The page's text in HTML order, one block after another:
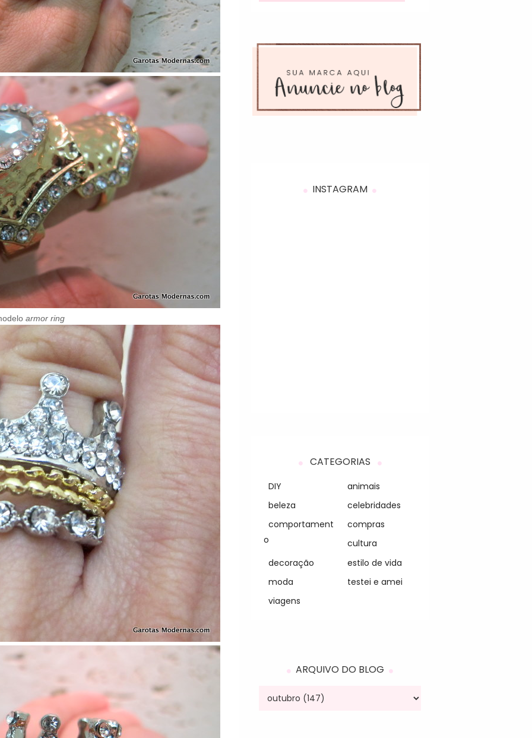
armor ring
INSTAGRAM
CATEGORIAS
DIY
animais
beleza
celebridades
comportament
o
compras
cultura
decoração
estilo de vida
moda
testei e amei
viagens
ARQUIVO DO BLOG